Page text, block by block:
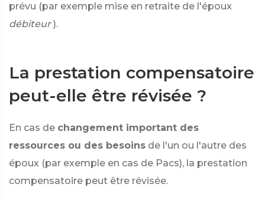
prévu (par exemple mise en retraite de l'époux
débiteur ).
La prestation compensatoire
peut-elle être révisée ?
En cas de changement important des
ressources ou des besoins de l'un ou l'autre des
époux (par exemple en cas de Pacs), la prestation
compensatoire peut être révisée.